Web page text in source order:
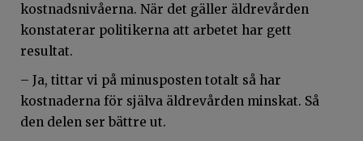
kostnadsnivåerna. När det gäller äldrevården
konstaterar politikerna att arbetet har gett
resultat.
– Ja, tittar vi på minusposten totalt så har
kostnaderna för själva äldrevården minskat. Så
den delen ser bättre ut.